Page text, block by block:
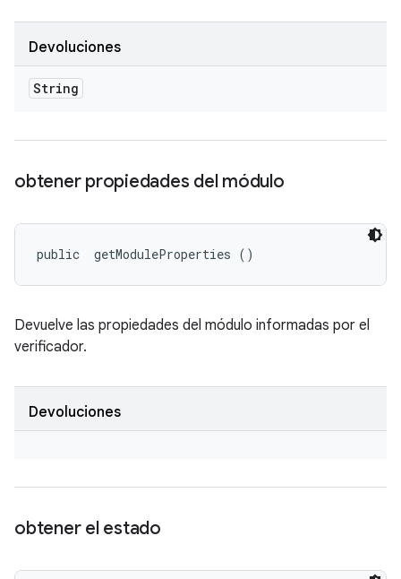
Devoluciones
String
obtener propiedades del módulo
public getModuleProperties ()
Devuelve las propiedades del módulo informadas por el
verificador.
Devoluciones
obtener el estado